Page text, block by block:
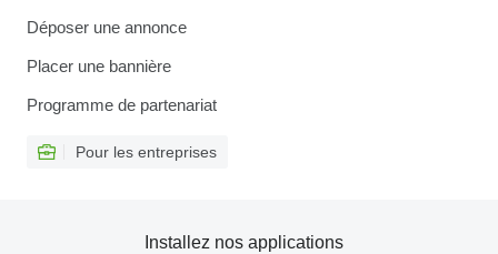
Déposer une annonce
Placer une bannière
Programme de partenariat
Pour les entreprises
Installez nos applications